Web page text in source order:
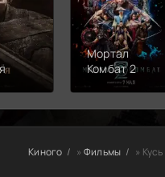
Мортал
Комбат 2
Киного » Фильмы » Кусь